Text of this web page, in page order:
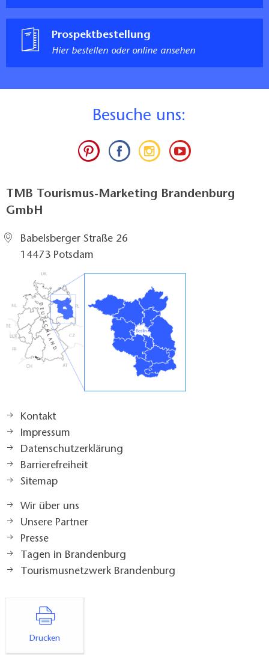
Prospektbestellung
Hier bestellen oder online ansehen
Besuche uns:
TMB Tourismus-Marketing Brandenburg
GmbH
Babelsberger Straße 26
14473 Potsdam
Kontakt
Impressum
Datenschutzerklärung
Barrierefreiheit
Sitemap
Wir über uns
Unsere Partner
Presse
Tagen in Brandenburg
Tourismusnetzwerk Brandenburg
Drucken